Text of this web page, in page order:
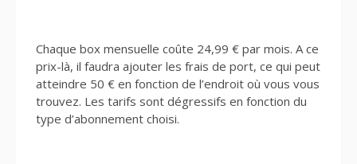
Chaque box mensuelle coûte 24,99 € par mois. A ce
prix-là, il faudra ajouter les frais de port, ce qui peut
atteindre 50 € en fonction de l’endroit où vous vous
trouvez. Les tarifs sont dégressifs en fonction du
type d’abonnement choisi.